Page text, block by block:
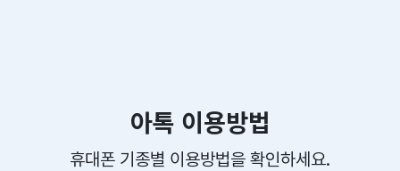
아톡 이용방법
휴대폰 기종별 이용방법을 확인하세요.